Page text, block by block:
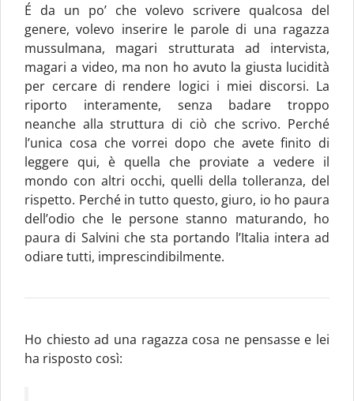
É da un po’ che volevo scrivere qualcosa del
genere, volevo inserire le parole di una ragazza
mussulmana, magari strutturata ad intervista,
magari a video, ma non ho avuto la giusta lucidità
per cercare di rendere logici i miei discorsi. La
riporto interamente, senza badare troppo
neanche alla struttura di ciò che scrivo. Perché
l’unica cosa che vorrei dopo che avete finito di
leggere qui, è quella che proviate a vedere il
mondo con altri occhi, quelli della tolleranza, del
rispetto. Perché in tutto questo, giuro, io ho paura
dell’odio che le persone stanno maturando, ho
paura di Salvini che sta portando l’Italia intera ad
odiare tutti, imprescindibilmente.
Ho chiesto ad una ragazza cosa ne pensasse e lei
ha risposto così: